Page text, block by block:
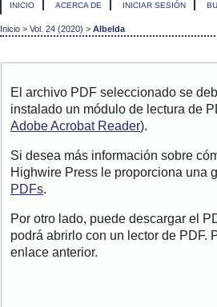
INICIO ACERCA DE INICIAR SESIÓN
Inicio > Vol. 24 (2020) > Albelda
El archivo PDF seleccionado se
instalado un módulo de lectura de
Adobe Acrobat Reader).
Si desea más información sobre
Highwire Press le proporciona una
PDFs.
Por otro lado, puede descargar el
podrá abrirlo con un lector de PDF.
enlace anterior.